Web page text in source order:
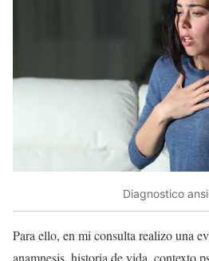
Diagnostico
Para ello, en mi consulta realizo una
anamnesis, historia de vida, contexto